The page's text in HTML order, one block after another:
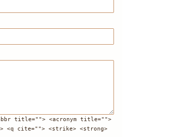
title=""> <acronym title="">
<q cite=""> <strike> <strong>